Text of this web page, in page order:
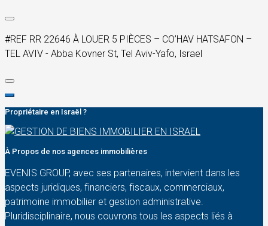
#REF RR 22646 À LOUER 5 PIÈCES – CO’HAV HATSAFON –
TEL AVIV - Abba Kovner St, Tel Aviv-Yafo, Israel
Propriétaire en Israël ?
À Propos de nos agences immobilières
EVENIS GROUP, avec ses partenaires, intervient dans les
aspects juridiques, financiers, fiscaux, commerciaux,
patrimoine immobilier et gestion administrative.
Pluridisciplinaire, nous couvrons tous les aspects liés à